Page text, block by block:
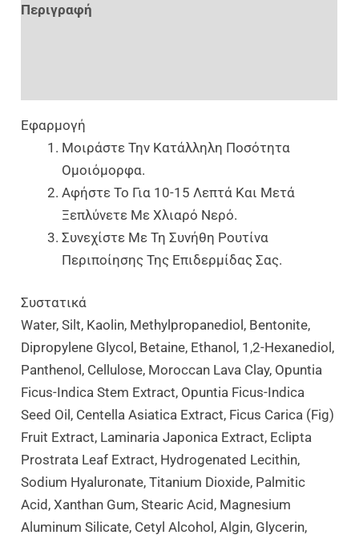
Περιγραφή
Εφαρμογή
Μοιράστε Την Κατάλληλη Ποσότητα
Ομοιόμορφα.
Αφήστε Το Για 10-15 Λεπτά Και Μετά
Ξεπλύνετε Με Χλιαρό Νερό.
Συνεχίστε Με Τη Συνήθη Ρουτίνα
Περιποίησης Της Επιδερμίδας Σας.
Συστατικά
Water, Silt, Kaolin, Methylpropanediol, Bentonite,
Dipropylene Glycol, Betaine, Ethanol, 1,2-Hexanediol,
Panthenol, Cellulose, Moroccan Lava Clay, Opuntia
Ficus-Indica Stem Extract, Opuntia Ficus-Indica
Seed Oil, Centella Asiatica Extract, Ficus Carica (Fig)
Fruit Extract, Laminaria Japonica Extract, Eclipta
Prostrata Leaf Extract, Hydrogenated Lecithin,
Sodium Hyaluronate, Titanium Dioxide, Palmitic
Acid, Xanthan Gum, Stearic Acid, Magnesium
Aluminum Silicate, Cetyl Alcohol, Algin, Glycerin,